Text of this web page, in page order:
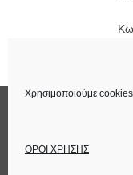
Χρησιμοποιούμε cookies
ΟΡΟΙ ΧΡΗΣΗΣ